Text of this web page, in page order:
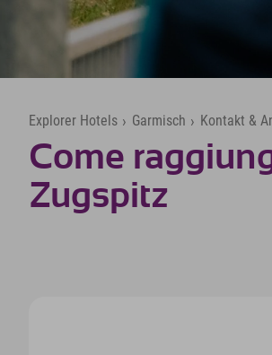
Explorer Hotels › Garmisch › Kontakt &
Come
Zugspitz